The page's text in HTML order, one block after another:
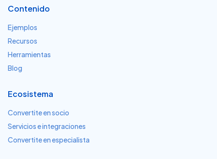
Contenido
Ejemplos
Recursos
Herramientas
Blog
Ecosistema
Convertite en socio
Servicios e integraciones
Convertite en especialista